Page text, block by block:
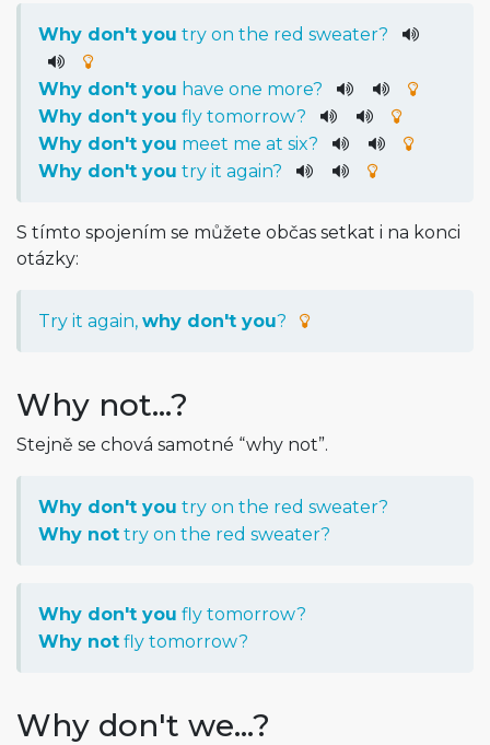
Why don't you try on the red sweater?
Why don't you have one more?
Why don't you fly tomorrow?
Why don't you meet me at six?
Why don't you try it again?
S tímto spojením se můžete občas setkat i na konci
otázky:
Try it again, why don't you?
Why not…?
Stejně se chová samotné “why not”.
Why don't you try on the red sweater?
Why not try on the red sweater?
Why don't you fly tomorrow?
Why not fly tomorrow?
Why don't we…?